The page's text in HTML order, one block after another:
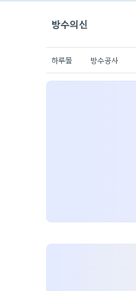
방수의신
하루몰 방수공사